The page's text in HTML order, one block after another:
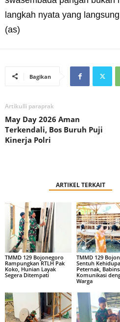
langkah nyata yang
(as)
Bagikan
Artikulli paraprak
May Day 2026 Aman
Terkendali, Bos Buruh Puji
Kinerja Polri
ARTIKEL TERKAIT
TMMD 129 Bojonegoro
Rampungkan RTLH Pak
Koko, Hunian Layak
Segera Ditempati
TMMD 129
Sentuh
Peternak,
Komunikasi
Warga